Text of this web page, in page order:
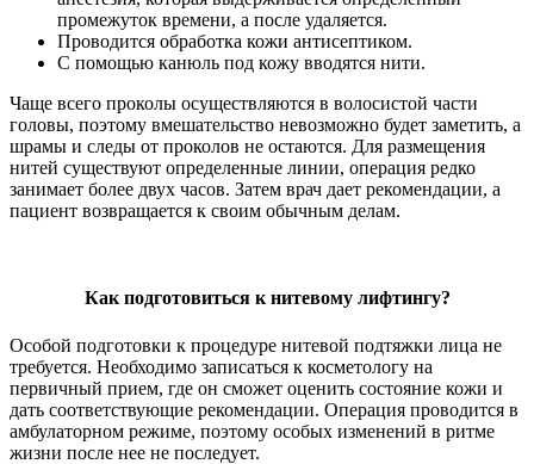
промежуток времени, а после удаляется.
Проводится обработка кожи антисептиком.
С помощью канюль под кожу вводятся нити.
Чаще всего проколы осуществляются в волосистой части
головы, поэтому вмешательство невозможно будет заметить, а
шрамы и следы от проколов не остаются. Для размещения
нитей существуют определенные линии, операция редко
занимает более двух часов. Затем врач дает рекомендации, а
пациент возвращается к своим обычным делам.
Как подготовиться к нитевому лифтингу?
Особой подготовки к процедуре нитевой подтяжки лица не
требуется. Необходимо записаться к косметологу на
первичный прием, где он сможет оценить состояние кожи и
дать соответствующие рекомендации. Операция проводится в
амбулаторном режиме, поэтому особых изменений в ритме
жизни после нее не последует.